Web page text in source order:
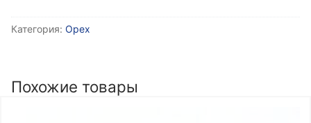
Категория: Орех
Похожие товары